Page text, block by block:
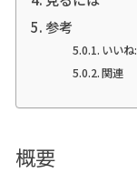
参考
いいね:
関連
概要